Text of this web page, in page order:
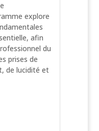
explore
afin
du
prises de
de lucidité et